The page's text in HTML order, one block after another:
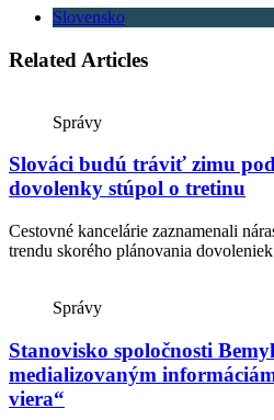
Slovensko
Related Articles
Správy
Slováci budú tráviť zimu
dovolenky stúpol o tretinu
Cestovné kancelárie zaznamenali
trendu skorého plánovania
Správy
Stanovisko spoločnosti
medializovaným
viera“